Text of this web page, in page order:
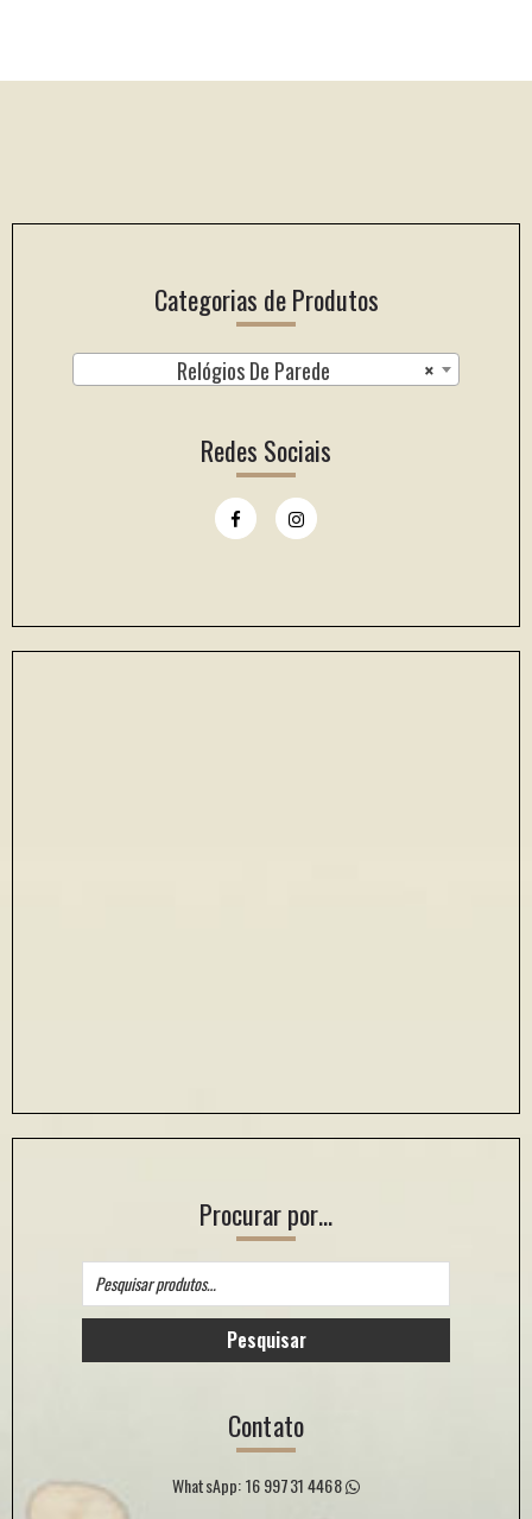
Categorias de Produtos
×
Relógios De Parede
Redes Sociais
Procurar por…
Pesquisar
por:
Pesquisar
Contato
WhatsApp: 16 99731 4468